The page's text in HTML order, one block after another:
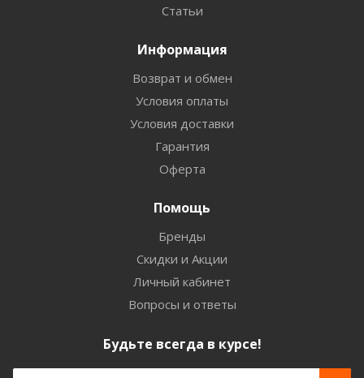
Статьи
Информация
Возврат и обмен
Условия оплаты
Условия доставки
Гарантия
Оферта
Помощь
Бренды
Скидки и Акции
Личный кабинет
Вопросы и ответы
Будьте всегда в курсе!